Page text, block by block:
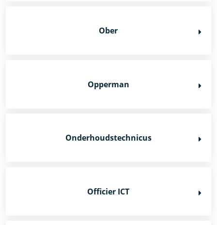
Ober
Opperman
Onderhoudstechnicus
Officier ICT